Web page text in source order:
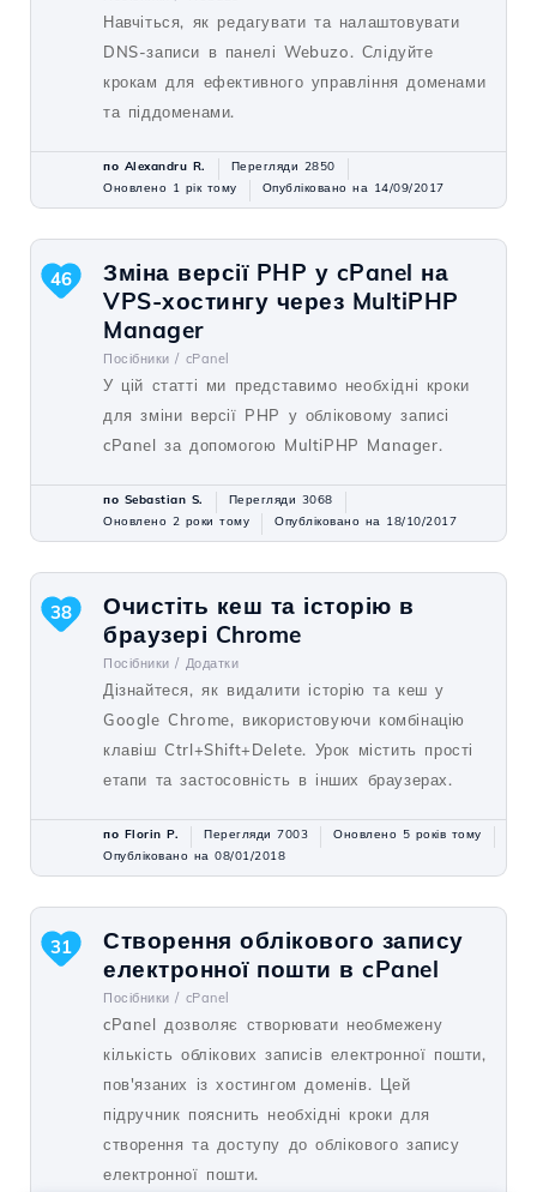
Навчіться, як редагувати та налаштовувати
DNS-записи в панелі Webuzo. Слідуйте
крокам для ефективного управління доменами
та піддоменами.
по Alexandru R.
Перегляди 2850
Оновлено 1 рік тому
Опубліковано на 14/09/2017
Зміна версії PHP у cPanel на
VPS-хостингу через MultiPHP
Manager
Посібники / cPanel
У цій статті ми представимо необхідні кроки
для зміни версії PHP у обліковому записі
cPanel за допомогою MultiPHP Manager.
46
по Sebastian S.
Перегляди 3068
Оновлено 2 роки тому
Опубліковано на 18/10/2017
Очистіть кеш та історію в
браузері Chrome
Посібники / Додатки
Дізнайтеся, як видалити історію та кеш у
Google Chrome, використовуючи комбінацію
клавіш Ctrl+Shift+Delete. Урок містить прості
етапи та застосовність в інших браузерах.
38
по Florin P. Перегляди 7003
Оновлено 5 років тому
Опубліковано на 08/01/2018
Створення облікового запису
електронної пошти в cPanel
Посібники / cPanel
cPanel дозволяє створювати необмежену
кількість облікових записів електронної пошти,
пов'язаних із хостингом доменів. Цей
підручник пояснить необхідні кроки для
створення та доступу до облікового запису
електронної пошти.
31